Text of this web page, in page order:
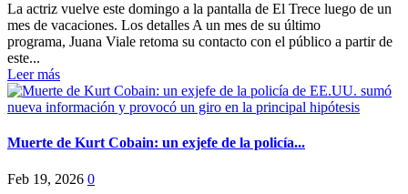
La actriz vuelve este domingo a la pantalla de El Trece luego de un
mes de vacaciones. Los detalles A un mes de su último
programa, Juana Viale retoma su contacto con el público a partir de
este...
Leer más
Muerte de Kurt Cobain: un exjefe de la policía...
Feb 19, 2026 0